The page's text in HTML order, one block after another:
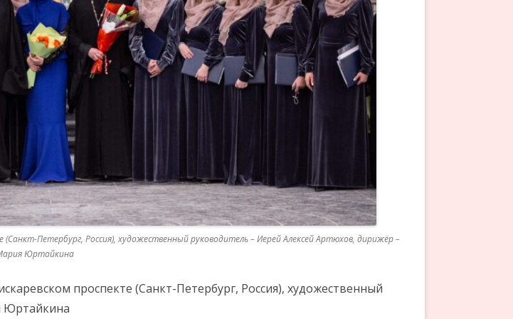
Петербург, Россия), художественный руководитель – Иерей Алексей Артюхов, дирижёр –
Юртайкина
проспекте (Санкт-Петербург, Россия), художественный
Юртайкина